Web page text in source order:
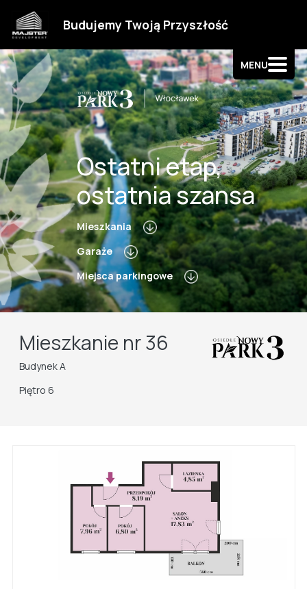
Budujemy Twoją Przyszłość
MENU
Kontakt
Ostatni etap,
ostatnia szansa
Mieszkania
Garaże
Miejsca parkingowe
Mieszkanie nr 36
Budynek A
Piętro 6